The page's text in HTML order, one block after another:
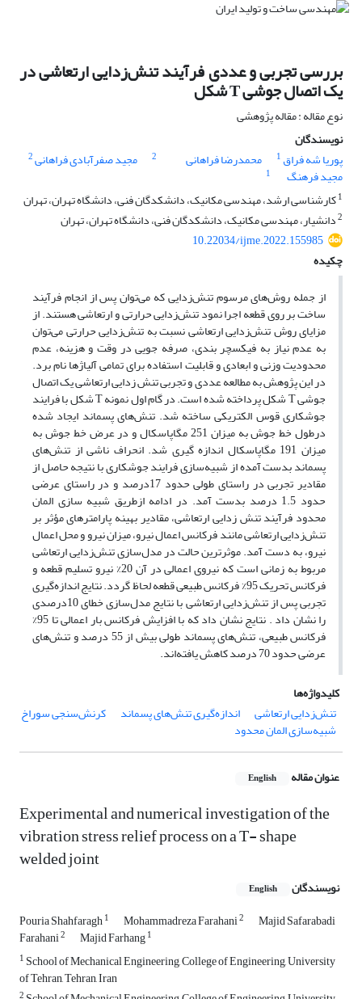
بررسی تجربی و عددی فرآیند تنش‌زدایی ارتعاشی در
یک اتصال جوشی T شکل
نوع مقاله : مقاله پژوهشی
نویسندگان
پوریا شه فراق 1 محمدرضا فراهانی 2 مجید صفرآبادی فراهانی2
مجید فرهنگ
1
1کارشناسی ارشد، مهندسی مکانیک، دانشکدگان فنی، دانشگاه تهران، تهران
2دانشیار، مهندسی مکانیک، دانشکدگان فنی، دانشگاه تهران، تهران
10.22034/ijme.2022.155985
چکیده
از جمله روش‌های مرسوم تنش‌زدایی که می‌توان پس از انجام فرآیند
ساخت بر روی قطعه اجرا نمود تنش‌زدایی حرارتی و ارتعاشی هستند. از
مزایای روش تنش‌زدایی ارتعاشی نسبت به تنش‌زدایی حرارتی می‌توان
به عدم نیاز به فیکسچر بندی، صرفه جویی در وقت و هزینه، عدم
محدودیت وزنی و ابعادی و قابلیت استفاده برای تمامی آلیاژها نام برد.
در این پژوهش به مطالعه عددی و تجربی تنش زدایی ارتعاشی یک اتصال
جوشی T شکل پرداخته شده است. در گام اول نمونه T شکل با فرایند
جوشکاری قوس الکتریکی ساخته شد. تنش‌های پسماند ایجاد شده
درطول خط جوش به میزان 251 مگاپاسکال و در عرض خط جوش به
میزان 191 مگاپاسکال اندازه گیری شد. انحراف ناشی از تنش‌های
پسماند بدست آمده از شبیه‌سازی فرایند جوشکاری با نتیجه حاصل از
مقادیر تجربی در راستای طولی حدود 17درصد و در راستای عرضی
حدود 1.5 درصد بدست آمد. در ادامه ازطریق شبیه سازی المان
محدود فرآیند تنش زدایی ارتعاشی، مقادیر بهینه پارامترهای مؤثر بر
تنش‌زدایی ارتعاشی مانند فرکانس اعمال نیرو، میزان نیرو و محل اعمال
نیرو، به دست آمد. موثرترین حالت در مدل‌سازی تنش‌زدایی ارتعاشی
مربوط به زمانی است که نیروی اعمالی در آن 20% نیرو تسلیم قطعه و
فرکانس تحریک 95% فرکانس طبیعی قطعه لحاظ گردد. نتایج اندازه‌گیری
تجربی پس از تنش‌زدایی ارتعاشی با نتایج مدل‌سازی خطای 10درصدی
را نشان داد . نتایج نشان داد که با افزایش فرکانس بار اعمالی تا 95%
فرکانس طبیعی، تنش‌های پسماند طولی بیش از 55 درصد و تنش‌های
عرضی حدود 70 درصد کاهش یافته‌‌اند.
کلیدواژه‌ها
تنش‌زدایی ارتعاشی
اندازه‌گیری تنش‌های پسماند کرنش‌سنجی سوراخ
شبیه‌سازی المان محدود
عنوان مقاله English
Experimental and numerical investigation of the
vibration stress relief process on a T- shape
welded joint
نویسندگان English
Pouria Shahfaragh1 Mohammadreza Farahani2 Majid Safarabadi
Farahani2 Majid Farhang1
1 School of Mechanical Engineering, College of Engineering, University
of Tehran, Tehran, Iran